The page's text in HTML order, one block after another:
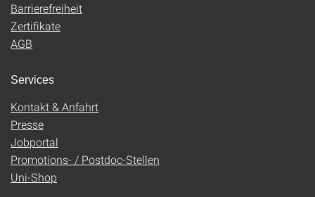
Barrierefreiheit
Zertifikate
AGB
Services
Kontakt & Anfahrt
Presse
Jobportal
Promotions- / Postdoc-Stellen
Uni-Shop